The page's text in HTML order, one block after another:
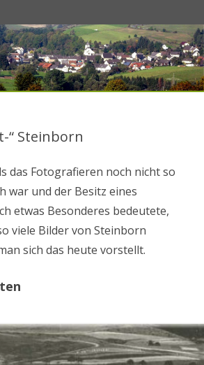
Skip
“ Steinborn
das Fotografieren noch nicht so
war und der Besitz eines
etwas Besonderes bedeutete,
viele Bilder von Steinborn
sich das heute vorstellt.